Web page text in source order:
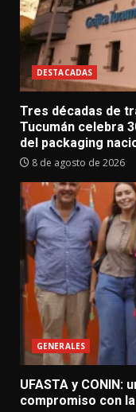
DESTACADAS
Tres décadas de
Tucumán celebra
del packaging
8 de agosto de 2026
GENERALES
UFASTA y CONIN:
compromiso con